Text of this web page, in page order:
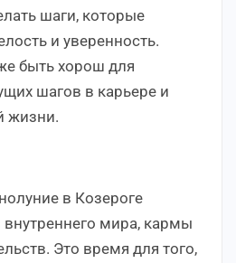
шаги, которые
и уверенность.
быть хорош для
шагов в карьере и
жизни.
в Козероге
внутреннего мира, кармы
Это время для того,